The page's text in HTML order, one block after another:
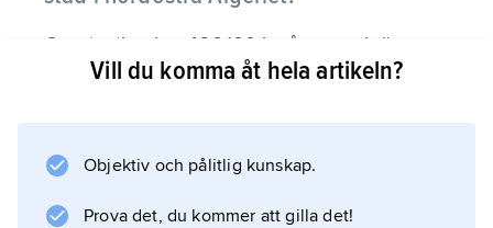
Constantine har 460 100 invånare och är
landets största inlandsstad. Staden har en
även en internationell flygplats.
Vill du komma åt hela artikeln?
Objektiv och pålitlig kunskap.
Prova det, du kommer att gilla det!